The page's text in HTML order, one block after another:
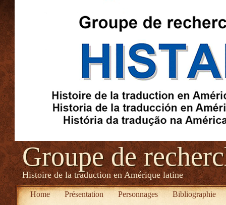
Groupe de
Histoire de la traduction en Amérique latine
Home Présentation Personnages Bibliographie